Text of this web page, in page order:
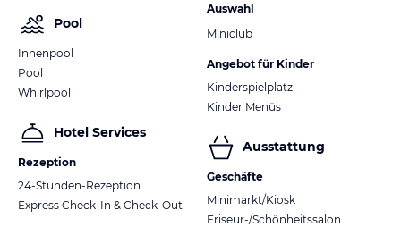
Pool
Innenpool
Pool
Whirlpool
Hotel Services
Rezeption
24-Stunden-Rezeption
Express Check-In & Check-Out
Auswahl
Miniclub
Angebot für Kinder
Kinderspielplatz
Kinder Menüs
Ausstattung
Geschäfte
Minimarkt/Kiosk
Friseur-/Schönheitssalon